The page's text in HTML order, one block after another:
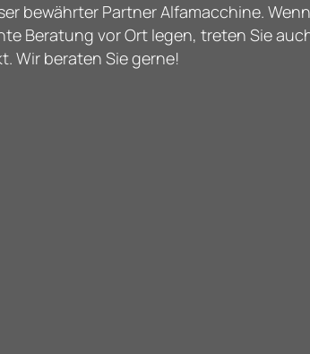
bewährter Partner Alfamacchine.
Beratung vor Ort legen, treten Sie
Wir beraten Sie gerne!